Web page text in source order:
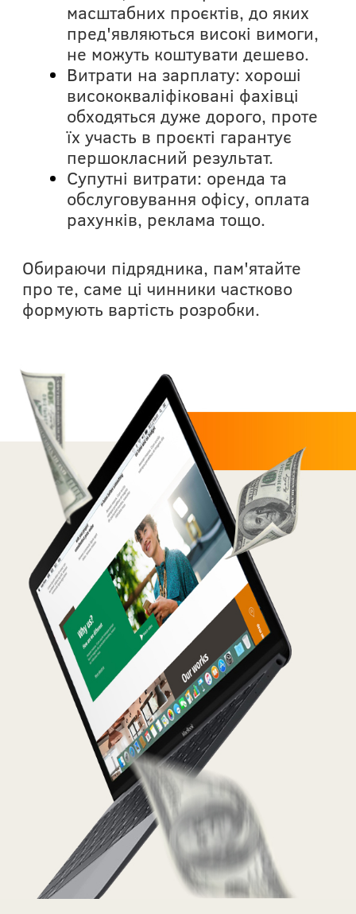
масштабних проєктів, до яких
пред'являються високі вимоги,
не можуть коштувати дешево.
Витрати на зарплату: хороші
висококваліфіковані фахівці
обходяться дуже дорого, проте
їх участь в проєкті гарантує
першокласний результат.
Супутні витрати: оренда та
обслуговування офісу, оплата
рахунків, реклама тощо.
Обираючи підрядника, пам'ятайте
про те, саме ці чинники частково
формують вартість розробки.